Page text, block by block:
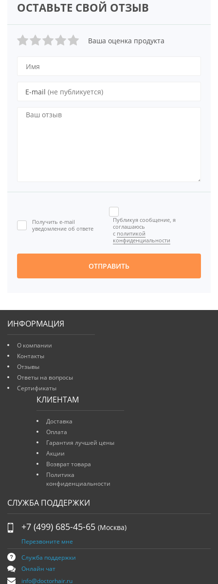
ОСТАВЬТЕ СВОЙ ОТЗЫВ
Ваша оценка продукта
E-mail (не публикуется)
Получить e-mail
уведомление об ответе
Публикуя сообщение, я
соглашаюсь
с политикой
конфиденциальности
ОТПРАВИТЬ
ИНФОРМАЦИЯ
О компании
Контакты
Отзывы
Ответы на вопросы
Сертификаты
КЛИЕНТАМ
Доставка
Оплата
Гарантия лучшей цены
Акции
Возврат товара
Политика
конфиденциальности
СЛУЖБА ПОДДЕРЖКИ
+7 (499) 685-45-65 (Москва)
Перезвоните мне
Служба поддержки
Онлайн чат
info@doctorhair.ru